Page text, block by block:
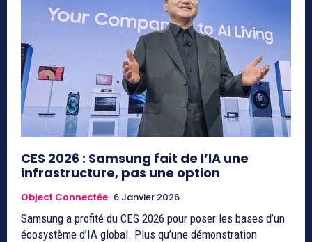
CES 2026 : Samsung fait de l’IA une
infrastructure, pas une option
Object Connectée 6 Janvier 2026
Samsung a profité du CES 2026 pour poser les bases d’un
écosystème d’IA global. Plus qu’une démonstration